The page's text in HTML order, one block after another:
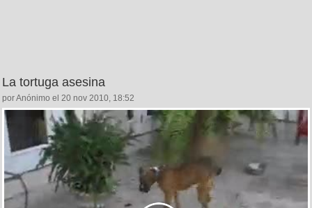
La tortuga asesina
por Anónimo el 20 nov 2010, 18:52